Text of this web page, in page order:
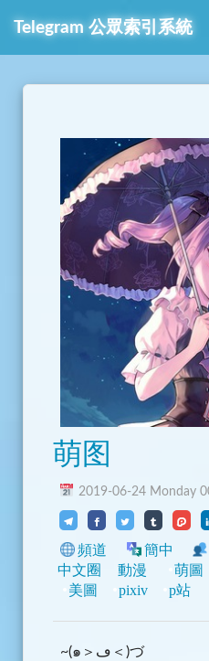
Telegram 公眾索引系統
萌图
2019-06-24 Monday
頻道 簡中
中文圈
動漫 萌圖
美圖
pixiv p站
~(๑＞ڡ＜)づ